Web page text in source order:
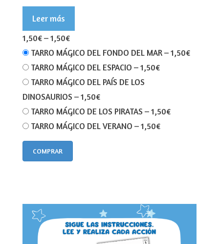
Leer más
1,50€–1,50€
TARRO MÁGICO DEL FONDO DEL MAR–1,50€
TARRO MÁGICO DEL ESPACIO –1,50€
TARRO MÁGICO DEL PAÍS DE LOS
DINOSAURIOS –1,50€
TARRO MÁGICO DE LOS PIRATAS –1,50€
TARRO MÁGICO DEL VERANO –1,50€
COMPRAR